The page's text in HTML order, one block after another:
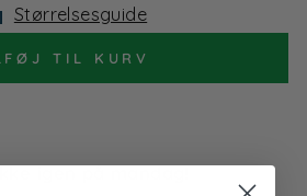
Størrelsesguide
TIL KURV
igen på mandag!